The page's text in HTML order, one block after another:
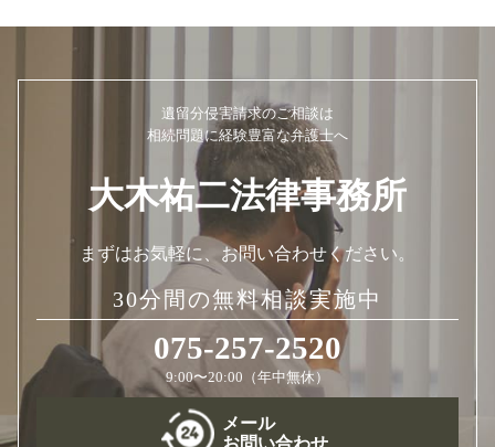
遺留分侵害請求のご相談は
相続問題に経験豊富な弁護士へ
大木祐二法律事務所
まずはお気軽に、お問い合わせください。
30分間の無料相談実施中
075-257-2520
9:00〜20:00（年中無休）
メール
お問い合わせ